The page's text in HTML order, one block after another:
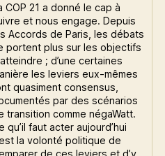
COP 21 a donné le cap à
et nous engage. Depuis
Accords de Paris, les débats
portent plus sur les objectifs
; d’une certaines
les leviers eux-mêmes
quasiment consensus,
par des scénarios
transition comme négaWatt.
qu’il faut acter aujourd’hui
la volonté politique de
de ces leviers et d’y